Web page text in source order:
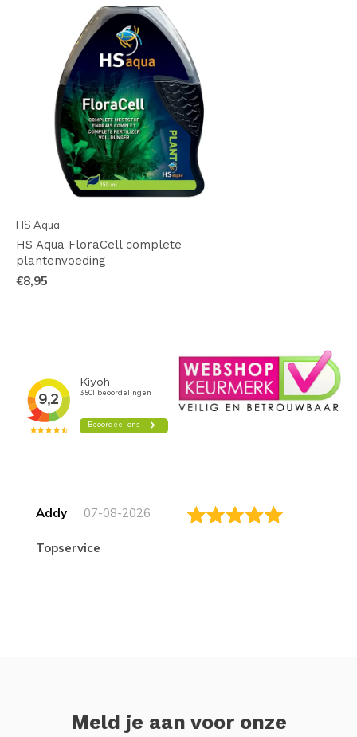
HS Aqua
HS Aqua FloraCell complete
plantenvoeding
€8,95
Addy 07-08-2026
topservice
Meld je aan voor onze